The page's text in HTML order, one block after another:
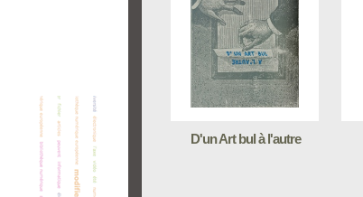
D'un Art bul à l'autre